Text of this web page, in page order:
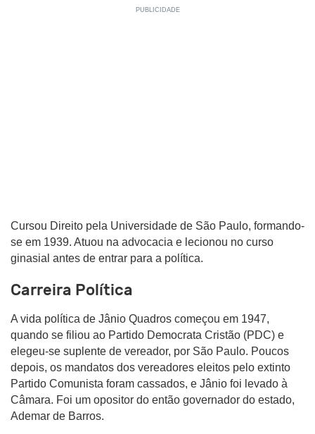
Cursou Direito pela Universidade de São Paulo, formando-
se em 1939. Atuou na advocacia e lecionou no curso
ginasial antes de entrar para a política.
Carreira Política
A vida política de Jânio Quadros começou em 1947,
quando se filiou ao Partido Democrata Cristão (PDC) e
elegeu-se suplente de vereador, por São Paulo. Poucos
depois, os mandatos dos vereadores eleitos pelo extinto
Partido Comunista foram cassados, e Jânio foi levado à
Câmara. Foi um opositor do então governador do estado,
Ademar de Barros.